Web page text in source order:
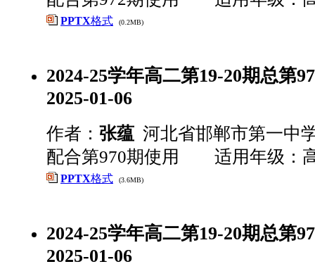
PPTX格式 (0.2MB)
2024-25学年高二第19-20期总第
2025-01-06
作者： 张蕴 河北省邯郸市第一中
配合第970期使用 适用年级：
PPTX格式 (3.6MB)
2024-25学年高二第19-20期总第
2025-01-06